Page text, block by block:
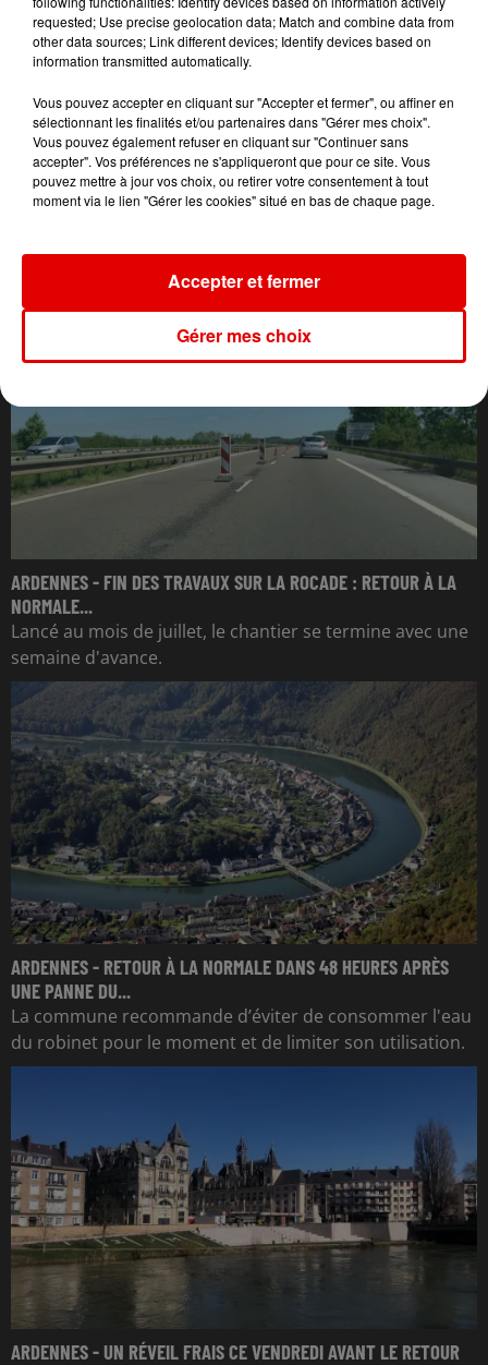
L'ACTU DES ARDENNES
ARDENNES - FIN DES TRAVAUX SUR LA ROCADE : RETOUR À LA
NORMALE...
Lancé au mois de juillet, le chantier se termine avec une
semaine d'avance.
ARDENNES - RETOUR À LA NORMALE DANS 48 HEURES APRÈS
UNE PANNE DU...
La commune recommande d’éviter de consommer l'eau
du robinet pour le moment et de limiter son utilisation.
ARDENNES - UN RÉVEIL FRAIS CE VENDREDI AVANT LE RETOUR
requested; Use precise geolocation data; Match and combine data from
other data sources; Link different devices; Identify devices based on
information transmitted automatically.
Vous pouvez accepter en cliquant sur "Accepter et fermer", ou affiner en
sélectionnant les finalités et/ou partenaires dans "Gérer mes choix".
Vous pouvez également refuser en cliquant sur "Continuer sans
accepter". Vos préférences ne s'appliqueront que pour ce site. Vous
pouvez mettre à jour vos choix, ou retirer votre consentement à tout
moment via le lien "Gérer les cookies" situé en bas de chaque page.
Gérer mes choix
Accepter et fermer